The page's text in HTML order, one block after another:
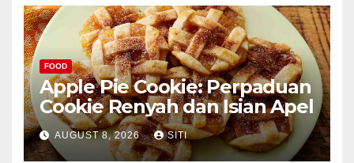
FOOD
Apple Pie Cookie: Perpaduan
Cookie Renyah dan Isian Apel
AUGUST 8, 2026 SITI